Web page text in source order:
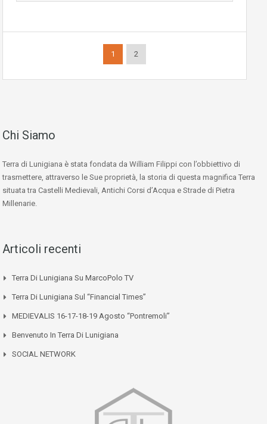
1 2
Chi Siamo
Terra di Lunigiana è stata fondata da William Filippi con l’obbiettivo di
trasmettere, attraverso le Sue proprietà, la storia di questa magnifica Terra
situata tra Castelli Medievali, Antichi Corsi d’Acqua e Strade di Pietra
Millenarie.
Articoli recenti
Terra Di Lunigiana Su MarcoPolo TV
Terra Di Lunigiana Sul “Financial Times”
MEDIEVALIS 16-17-18-19 Agosto “Pontremoli”
Benvenuto In Terra Di Lunigiana
SOCIAL NETWORK